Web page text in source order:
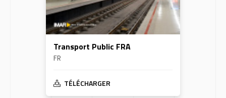
Transport Public FRA
FR
TÉLÉCHARGER